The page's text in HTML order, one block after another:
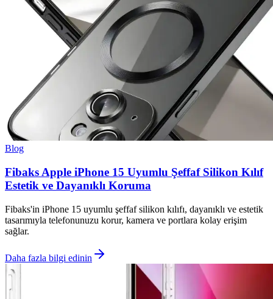
Blog
Fibaks Apple iPhone 15 Uyumlu Şeffaf Silikon Kılıf
Estetik ve Dayanıklı Koruma
Fibaks'in iPhone 15 uyumlu şeffaf silikon kılıfı, dayanıklı ve estetik
tasarımıyla telefonunuzu korur, kamera ve portlara kolay erişim
sağlar.
Daha fazla bilgi edinin